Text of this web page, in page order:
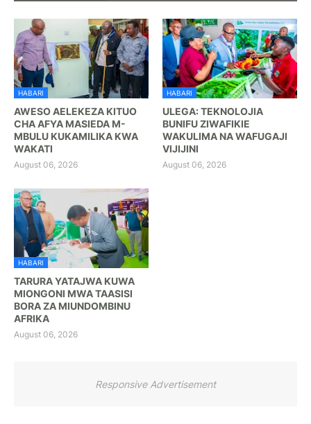
HABARI
AWESO AELEKEZA KITUO
CHA AFYA MASIEDA M-
MBULU KUKAMILIKA KWA
WAKATI
August 06, 2026
HABARI
ULEGA: TEKNOLOJIA
BUNIFU ZIWAFIKIE
WAKULIMA NA WAFUGAJI
VIJIJINI
August 06, 2026
HABARI
TARURA YATAJWA KUWA
MIONGONI MWA TAASISI
BORA ZA MIUNDOMBINU
AFRIKA
August 06, 2026
Responsive Advertisement